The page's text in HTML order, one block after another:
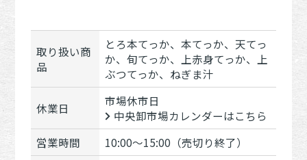
取り扱い商
品
とろ本てっか、本てっか、天てっ
か、旬てっか、上赤身てっか、上
ぶつてっか、ねぎま汁
休業日
市場休市日
中央卸市場カレンダーはこちら
営業時間
10:00～15:00（売切り終了）